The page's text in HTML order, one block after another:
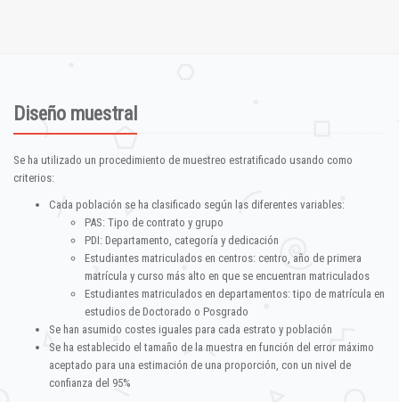
Diseño muestral
Se ha utilizado un procedimiento de muestreo estratificado usando como
criterios:
Cada población se ha clasificado según las diferentes variables:
PAS: Tipo de contrato y grupo
PDI: Departamento, categoría y dedicación
Estudiantes matriculados en centros: centro, año de primera
matrícula y curso más alto en que se encuentran matriculados
Estudiantes matriculados en departamentos: tipo de matrícula en
estudios de Doctorado o Posgrado
Se han asumido costes iguales para cada estrato y población
Se ha establecido el tamaño de la muestra en función del error máximo
aceptado para una estimación de una proporción, con un nivel de
confianza del 95%